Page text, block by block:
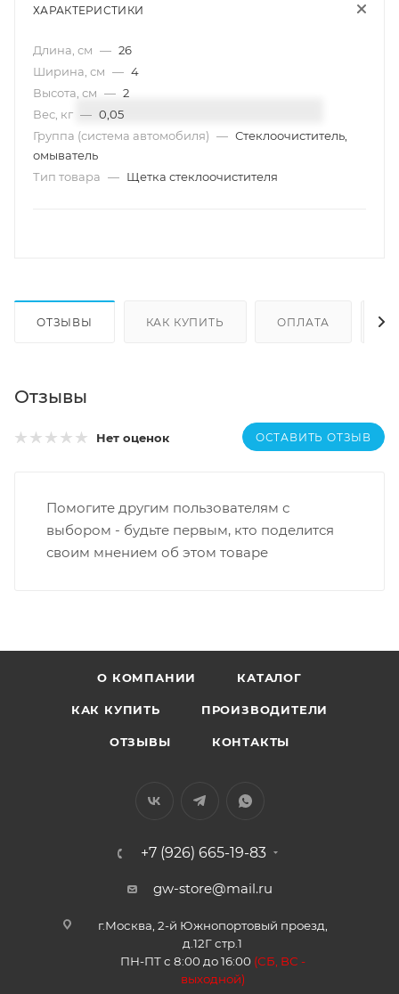
ХАРАКТЕРИСТИКИ
Длина, см — 26
Ширина, см — 4
Высота, см — 2
Вес, кг — 0,05
Группа (система автомобиля) — Стеклоочиститель,
омыватель
Тип товара — Щетка стеклоочистителя
ОТЗЫВЫ КАК КУПИТЬ ОПЛАТА
Отзывы
Нет оценок ОСТАВИТЬ ОТЗЫВ
Помогите другим пользователям с
выбором - будьте первым, кто поделится
своим мнением об этом товаре
О КОМПАНИИ КАТАЛОГ
КАК КУПИТЬ ПРОИЗВОДИТЕЛИ
ОТЗЫВЫ КОНТАКТЫ
+7 (926) 665-19-83
gw-store@mail.ru
г.Москва, 2-й Южнопортовый проезд,
д.12Г стр.1
ПН-ПТ с 8:00 до 16:00 (СБ, ВС -
выходной)